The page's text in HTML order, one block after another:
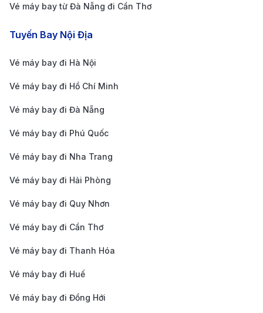
Taxi: Đây là phương tiện nhanh chóng và thuận
tiện nhất, với mức giá khoảng 100,000-150,000
tâm thành phố. Taxi có sẵn ngay tại cổng sân bay
và hành trình mất khoảng 10-15 phút.
Dịch vụ xe công nghệ (Grab/Be):
biến với giá cả hợp lý khi di chuyển từ sân bay về
trung tâm thành phố. Bạn chỉ cần mở ứng dụng và
đặt xe, thời gian di chuyển cũng tương tự như taxi,
là lựa chọn phù hợp. Hiện nay, tại Đà Nẵng có
khoảng 8 tuyến xe buýt phục vụ di chuyển từ sân
bay về trung tâm thành phố với mức giá từ 5,000-
20,000 VND.
Vé máy bay từ Đà Nẵng đi Cần Thơ
Tuyến Bay Nội Địa
Vé máy bay đi Hà Nội
Vé máy bay đi Hồ Chí Minh
Vé máy bay đi Đà Nẵng
Vé máy bay đi Phú Quốc
Vé máy bay đi Nha Trang
Vé máy bay đi Hải Phòng
Vé máy bay đi Quy Nhơn
Vé máy bay đi Cần Thơ
Vé máy bay đi Thanh Hóa
Vé máy bay đi Huế
Vé máy bay đi Đồng Hới